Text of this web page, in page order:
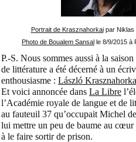
Portrait de Krasznahorkaipar Niklas
Photo de Boualem Sansal le 8/9/2015 à
P.-S. Nous sommes aussi à la
de littérature a été décerné à un
enthousiasme : László
Et voici annoncée dans La Libre
l’Académie royale de langue et de
au fauteuil 37 qu’occupait Michel
lui mettre un peu de baume au
à le faire sortir de prison.